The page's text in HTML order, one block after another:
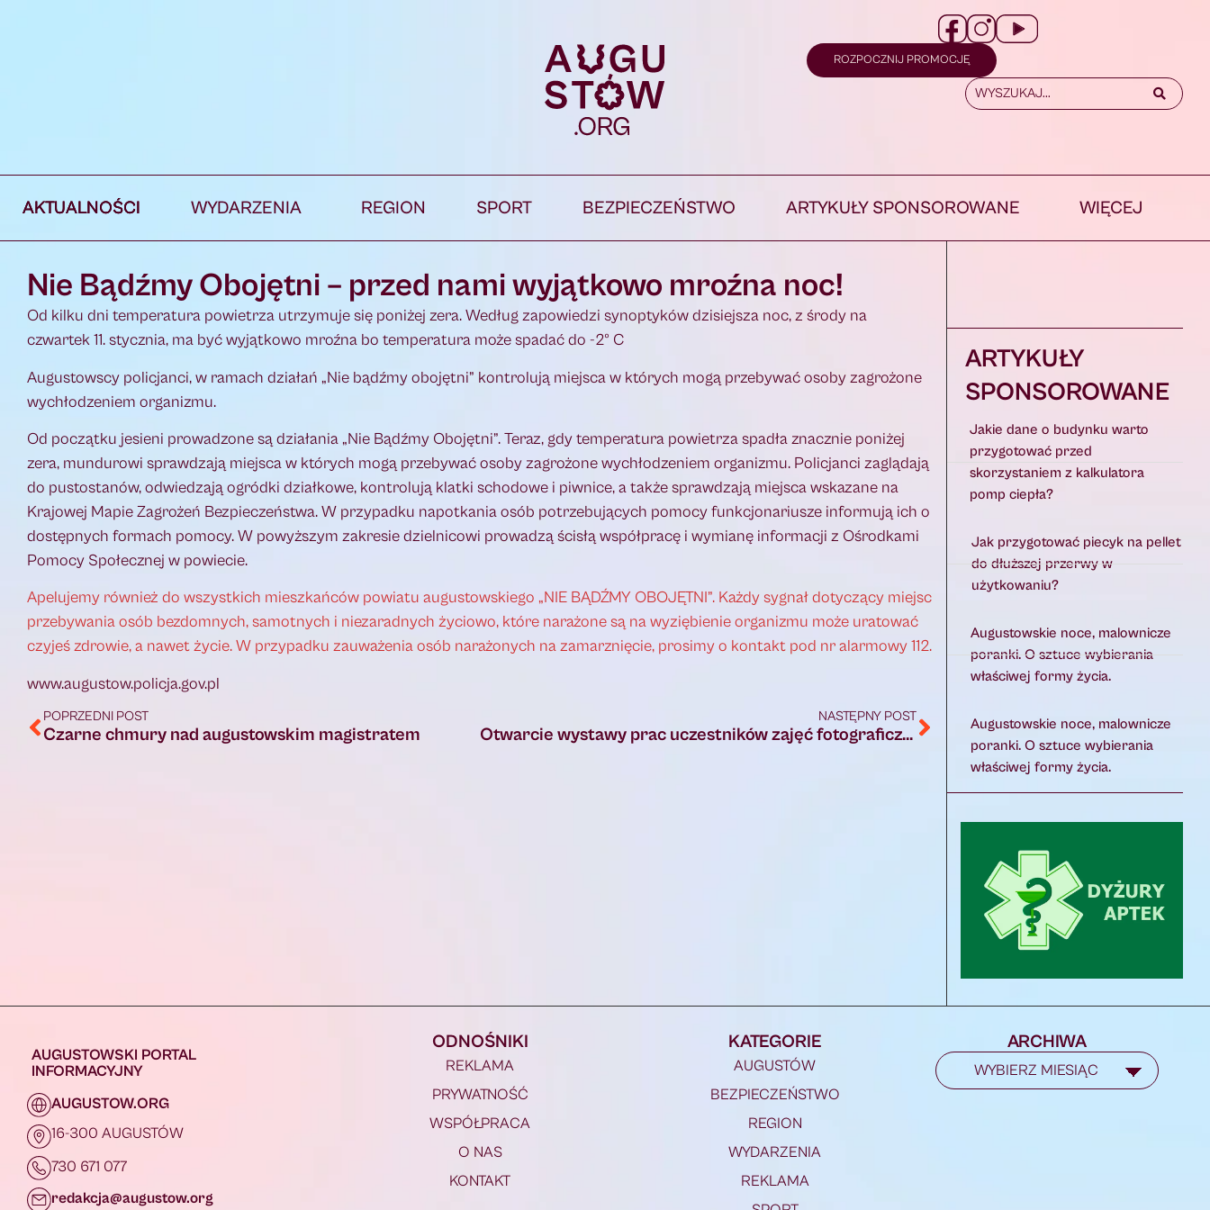
ROZPOCZNIJ PROMOCJĘ
AKTUALNOŚCI WYDARZENIA REGION SPORT BEZPIECZEŃSTWO ARTYKUŁY SPONSOROWANE WIĘCEJ
Nie Bądźmy Obojętni – przed nami wyjątkowo mroźna noc!
Od kilku dni temperatura powietrza utrzymuje się poniżej zera. Według zapowiedzi synoptyków dzisiejsza noc, z środy na
czwartek 11. stycznia, ma być wyjątkowo mroźna bo temperatura może spadać do -2º C
Augustowscy policjanci, w ramach działań „Nie bądźmy obojętni” kontrolują miejsca w których mogą przebywać osoby zagrożone
wychłodzeniem organizmu.
Od początku jesieni prowadzone są działania „Nie Bądźmy Obojętni”. Teraz, gdy temperatura powietrza spadła znacznie poniżej
zera, mundurowi sprawdzają miejsca w których mogą przebywać osoby zagrożone wychłodzeniem organizmu. Policjanci zaglądają
do pustostanów, odwiedzają ogródki działkowe, kontrolują klatki schodowe i piwnice, a także sprawdzają miejsca wskazane na
Krajowej Mapie Zagrożeń Bezpieczeństwa. W przypadku napotkania osób potrzebujących pomocy funkcjonariusze informują ich o
dostępnych formach pomocy. W powyższym zakresie dzielnicowi prowadzą ścisłą współpracę i wymianę informacji z Ośrodkami
Pomocy Społecznej w powiecie.
Apelujemy również do wszystkich mieszkańców powiatu augustowskiego „NIE BĄDŹMY OBOJĘTNI”. Każdy sygnał dotyczący miejsc
przebywania osób bezdomnych, samotnych i niezaradnych życiowo, które narażone są na wyziębienie organizmu może uratować
czyjeś zdrowie, a nawet życie. W przypadku zauważenia osób narażonych na zamarznięcie, prosimy o kontakt pod nr alarmowy 112.
www.augustow.policja.gov.pl
POPRZEDNI POST
Czarne chmury nad augustowskim magistratem
NASTĘPNY POST
Otwarcie wystawy prac uczestników zajęć fotograficznych w ACE
ARTYKUŁY
SPONSOROWANE
Jakie dane o budynku warto
przygotować przed
skorzystaniem z kalkulatora
pomp ciepła?
Jak przygotować piecyk na pellet
do dłuższej przerwy w
użytkowaniu?
Augustowskie noce, malownicze
poranki. O sztuce wybierania
właściwej formy życia.
Augustowskie noce, malownicze
poranki. O sztuce wybierania
właściwej formy życia.
AUGUSTOWSKI PORTAL
INFORMACYJNY
AUGUSTOW.ORG
16-300 AUGUSTÓW
730 671 077
redakcja@augustow.org
ODNOŚNIKI
REKLAMA
PRYWATNOŚĆ
WSPÓŁPRACA
O NAS
KONTAKT
KATEGORIE
AUGUSTÓW
BEZPIECZEŃSTWO
REGION
WYDARZENIA
REKLAMA
ARCHIWA